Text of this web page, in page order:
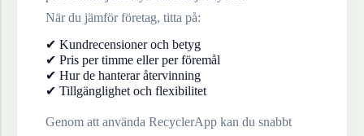
När du jämför företag, titta på:
✔ Kundrecensioner och betyg
✔ Pris per timme eller per föremål
✔ Hur de hanterar återvinning
✔ Tillgänglighet och flexibilitet
Genom att använda RecyclerApp kan du snabbt